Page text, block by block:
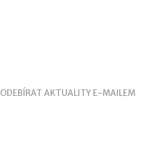
ODEBÍRAT AKTUALITY E-MAILEM